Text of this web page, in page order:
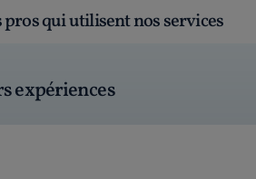
pros qui utilisent nos services
expériences